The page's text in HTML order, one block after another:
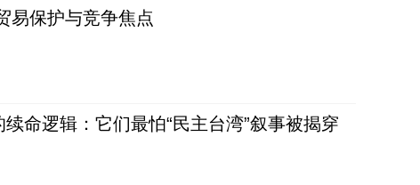
易保护与竞争焦点
命逻辑：它们最怕“民主台湾”叙事被揭穿